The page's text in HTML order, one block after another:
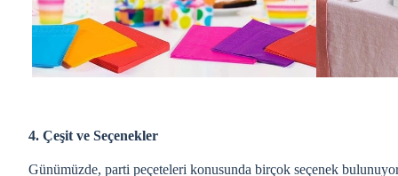
4. Çeşit ve Seçenekler
Günümüzde, parti peçeteleri konusunda birçok seçenek